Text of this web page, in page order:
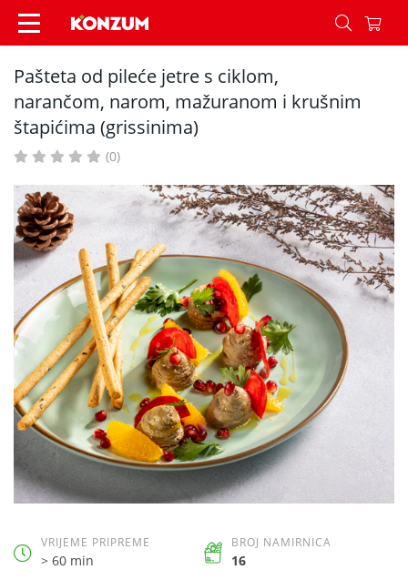
Pašteta od pileće jetre s ciklom, narančom,
Pašteta od pileće jetre s ciklom,
narančom, narom, mažuranom i krušnim
štapićima (grissinima)
(0)
VRIJEME PRIPREME
> 60 min
BROJ NAMIRNICA
16